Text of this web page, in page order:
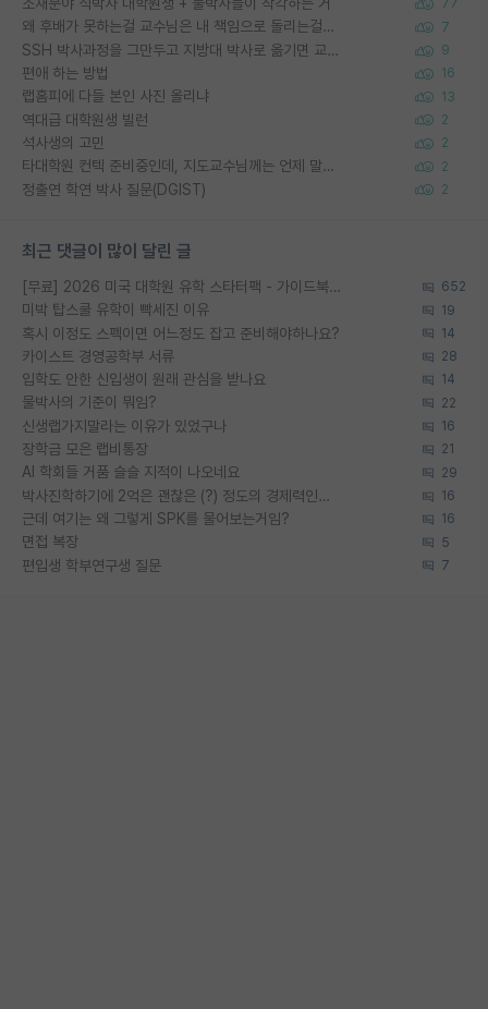
77
왜 후배가 못하는걸 교수님은 내 책임으로 돌리는걸까요? 7
SSH 박사과정을 그만두고 지방대 박사로 옮기면 교수의 꿈은 끝일까요? 9
편애 하는 방법 16
랩홈피에 다들 본인 사진 올리냐 13
역대급 대학원생 빌런 2
석사생의 고민 2
타대학원 컨텍 준비중인데, 지도교수님께는 언제 말씀드려야 할까요? 2
정출연 학연 박사 질문(DGIST) 2
최근 댓글이 많이 달린 글
[무료] 2026 미국 대학원 유학 스타터팩 - 가이드북 & 합격자 컨택메일 템플릿 652
미박 탑스쿨 유학이 빡세진 이유 19
혹시 이정도 스펙이면 어느정도 잡고 준비해야하나요? 14
카이스트 경영공학부 서류 28
입학도 안한 신입생이 원래 관심을 받나요 14
물박사의 기준이 뭐임? 22
신생랩가지말라는 이유가 있었구나 16
장학금 모은 랩비통장 21
AI 학회들 거품 슬슬 지적이 나오네요 29
박사진학하기에 2억은 괜찮은 (?) 정도의 경제력인가요 16
근데 여기는 왜 그렇게 SPK를 물어보는거임? 16
면접 복장 5
편입생 학부연구생 질문 7